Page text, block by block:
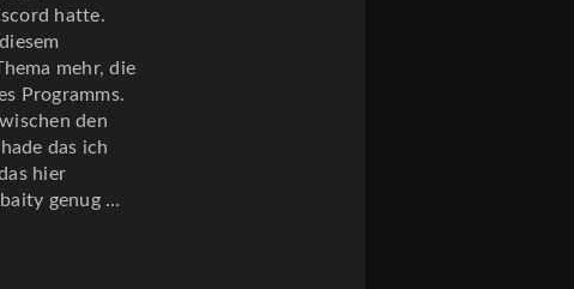
hatte.
mehr, die
Programms.
den
das ich
hier
genug …